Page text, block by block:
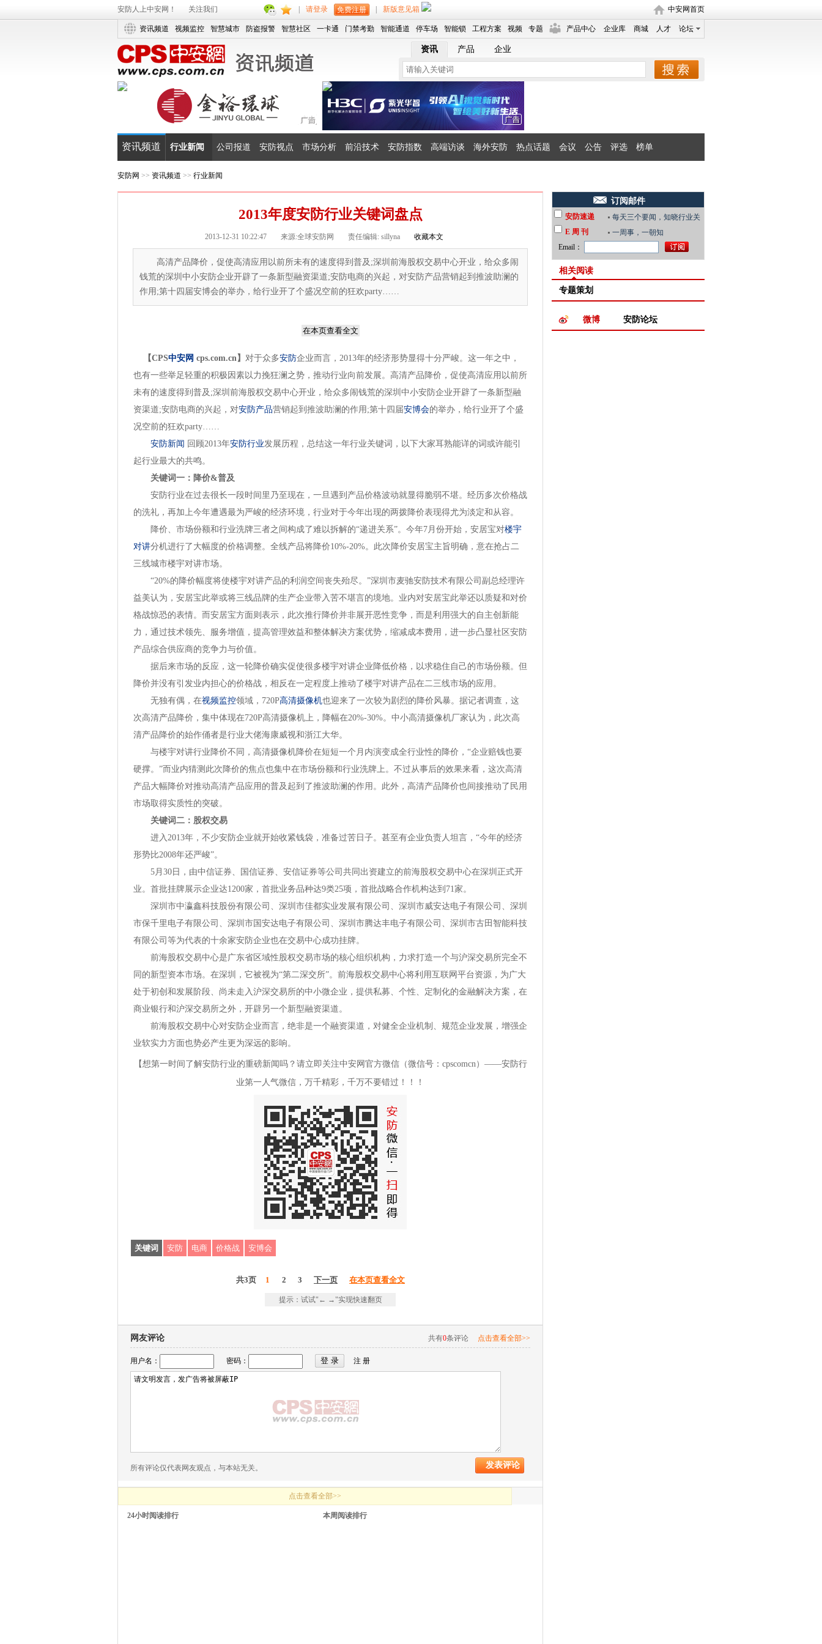
安防人上中安网！ 关注我们 请登录 免费注册 新版意见箱 中安网首页
资讯频道 视频监控 智慧城市 防盗报警 智慧社区 一卡通 门禁考勤 智能通道 停车场 智能锁 工程方案 视频 专题 产品中心 企业库 商城 人才 论坛
资讯 产品 企业
资讯频道 行业新闻 公司报道 安防视点 市场分析 前沿技术 安防指数 高端访谈 海外安防 热点话题 会议 公告 评选 榜单
安防网 >> 资讯频道 >> 行业新闻
2013年度安防行业关键词盘点
2013-12-31 10:22:47 来源:全球安防网 责任编辑: sillyna 收藏本文
高清产品降价，促使高清应用以前所未有的速度得到普及;深圳前海股权交易中心开业，给众多闹
钱荒的深圳中小安防企业开辟了一条新型融资渠道;安防电商的兴起，对安防产品营销起到推波助澜的
作用;第十四届安博会的举办，给行业开了个盛况空前的狂欢party……
在本页查看全文
【CPS中安网 cps.com.cn】 对于众多安防企业而言，2013年的经济形势显得十分严峻。这一年之中，
也有一些举足轻重的积极因素以力挽狂澜之势，推动行业向前发展。高清产品降价，促使高清应用以前所
未有的速度得到普及;深圳前海股权交易中心开业，给众多闹钱荒的深圳中小安防企业开辟了一条新型融
资渠道;安防电商的兴起，对安防产品营销起到推波助澜的作用;第十四届安博会的举办，给行业开了个盛
况空前的狂欢party……
安防新闻 回顾2013年安防行业发展历程，总结这一年行业关键词，以下大家耳熟能详的词或许能引
起行业最大的共鸣。
关键词一：降价&普及
安防行业在过去很长一段时间里乃至现在，一旦遇到产品价格波动就显得脆弱不堪。经历多次价格战
的洗礼，再加上今年遭遇最为严峻的经济环境，行业对于今年出现的两拨降价表现得尤为淡定和从容。
降价、市场份额和行业洗牌三者之间构成了难以拆解的“递进关系”。今年7月份开始，安居宝对楼宇
对讲分机进行了大幅度的价格调整。全线产品将降价10%-20%。此次降价安居宝主旨明确，意在抢占二
三线城市楼宇对讲市场。
“20%的降价幅度将使楼宇对讲产品的利润空间丧失殆尽。”深圳市麦驰安防技术有限公司副总经理许
益美认为，安居宝此举或将三线品牌的生产企业带入苦不堪言的境地。业内对安居宝此举还以质疑和对价
格战惊恐的表情。而安居宝方面则表示，此次推行降价并非展开恶性竞争，而是利用强大的自主创新能
力，通过技术领先、服务增值，提高管理效益和整体解决方案优势，缩减成本费用，进一步凸显社区安防
产品综合供应商的竞争力与价值。
据后来市场的反应，这一轮降价确实促使很多楼宇对讲企业降低价格，以求稳住自己的市场份额。但
降价并没有引发业内担心的价格战，相反在一定程度上推动了楼宇对讲产品在二三线市场的应用。
无独有偶，在视频监控领域，720P高清摄像机也迎来了一次较为剧烈的降价风暴。据记者调查，这
次高清产品降价，集中体现在720P高清摄像机上，降幅在20%-30%。中小高清摄像机厂家认为，此次高
清产品降价的始作俑者是行业大佬海康威视和浙江大华。
与楼宇对讲行业降价不同，高清摄像机降价在短短一个月内演变成全行业性的降价，“企业赔钱也要
硬撑。”而业内猜测此次降价的焦点也集中在市场份额和行业洗牌上。不过从事后的效果来看，这次高清
产品大幅降价对推动高清产品应用的普及起到了推波助澜的作用。此外，高清产品降价也间接推动了民用
市场取得实质性的突破。
关键词二：股权交易
进入2013年，不少安防企业就开始收紧钱袋，准备过苦日子。甚至有企业负责人坦言，“今年的经济
形势比2008年还严峻”。
5月30日，由中信证券、国信证券、安信证券等公司共同出资建立的前海股权交易中心在深圳正式开
业。首批挂牌展示企业达1200家，首批业务品种达9类25项，首批战略合作机构达到71家。
深圳市中瀛鑫科技股份有限公司、深圳市佳都实业发展有限公司、深圳市威安达电子有限公司、深圳
市保千里电子有限公司、深圳市国安达电子有限公司、深圳市腾达丰电子有限公司、深圳市古田智能科技
有限公司等为代表的十余家安防企业也在交易中心成功挂牌。
前海股权交易中心是广东省区域性股权交易市场的核心组织机构，力求打造一个与沪深交易所完全不
同的新型资本市场。在深圳，它被视为“第二深交所”。前海股权交易中心将利用互联网平台资源，为广大
处于初创和发展阶段、尚未走入沪深交易所的中小微企业，提供私募、个性、定制化的金融解决方案，在
商业银行和沪深交易所之外，开辟另一个新型融资渠道。
前海股权交易中心对安防企业而言，绝非是一个融资渠道，对健全企业机制、规范企业发展，增强企
业软实力方面也势必产生更为深远的影响。
【想第一时间了解安防行业的重磅新闻吗？请立即关注中安网官方微信（微信号：cpscomcn）——安防行
业第一人气微信，万千精彩，千万不要错过！！！
关键词 安防 电商 价格战 安博会
共3页 1 2 3 下一页 在本页查看全文
提示：试试"← →"实现快速翻页
网友评论 共有0条评论 点击查看全部>>
用户名： 密码： 注 册
所有评论仅代表网友观点，与本站无关。
点击查看全部>>
24小时阅读排行 本周阅读排行
订阅邮件
安防速递
每天三个要闻，知晓行业关
键
E 周 刊
一周事，一朝知
Email：
相关阅读
专题策划
微博 安防论坛